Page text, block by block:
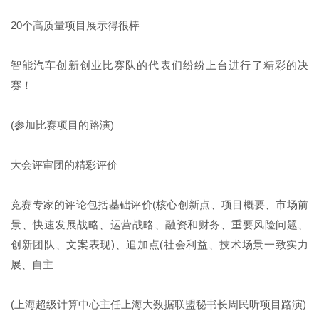
20个高质量项目展示得很棒
智能汽车创新创业比赛队的代表们纷纷上台进行了精彩的决
赛！
(参加比赛项目的路演)
大会评审团的精彩评价
竞赛专家的评论包括基础评价(核心创新点、项目概要、市场前
景、快速发展战略、运营战略、融资和财务、重要风险问题、
创新团队、文案表现)、追加点(社会利益、技术场景一致实力
展、自主
(上海超级计算中心主任上海大数据联盟秘书长周民听项目路演)